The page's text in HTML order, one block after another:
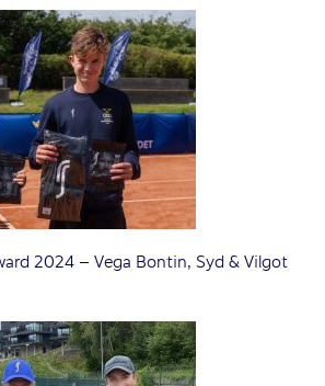
2024 – Vega Bontin, Syd & Vilgot